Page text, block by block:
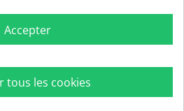
Accepter
tous les cookies